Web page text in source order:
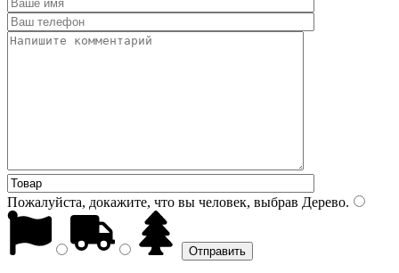
Пожалуйста, докажите, что вы человек, выбрав Дерево.